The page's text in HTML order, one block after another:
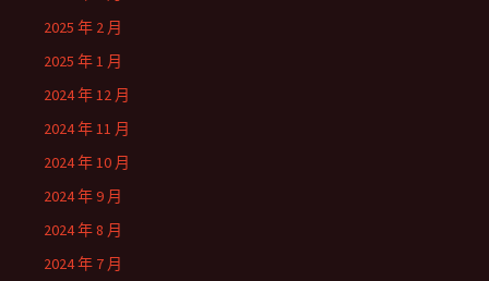
2025 年 2 月
2025 年 1 月
2024 年 12 月
2024 年 11 月
2024 年 10 月
2024 年 9 月
2024 年 8 月
2024 年 7 月